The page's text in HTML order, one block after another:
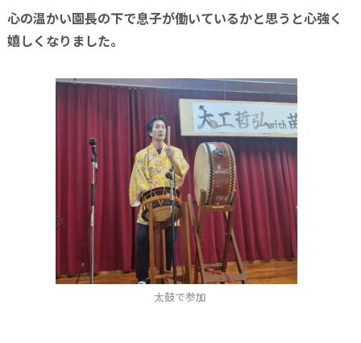
心の温かい園長の下で息子が働いているかと思うと心強く
嬉しくなりました。
太鼓で参加